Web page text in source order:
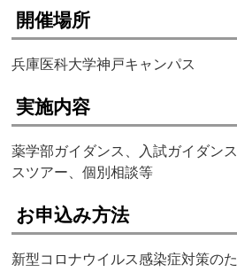
開催場所
兵庫医科大学神戸キャンパス
実施内容
薬学部ガイダンス、入試ガイダン
スツアー、個別相談等
お申込み方法
新型コロナウイルス感染症対策の